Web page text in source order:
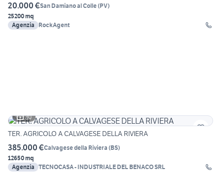
20.000 €San Damiano al Colle(PV)
25200 mq
Agenzia
RockAgent
30
TER. AGRICOLO A CALVAGESE DELLA RIVIERA
385.000 €Calvagese della Riviera (BS)
12650 mq
Agenzia TECNOCASA - INDUSTRIALE DEL BENACO SRL